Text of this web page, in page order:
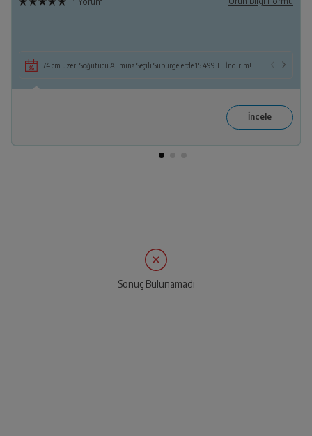
74 cm üzeri Soğutucu Alımına Seçili Süpürgelerde 15.499 TL İndirim!
Sonuç Bulunamadı